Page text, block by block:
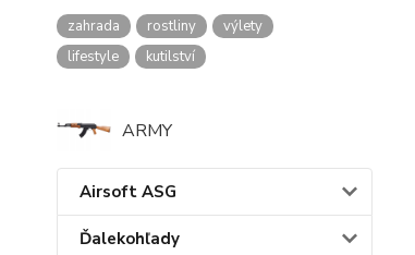
zahrada rostliny
výlety
lifestyle
kutilství
ARMY
Airsoft ASG
Ďalekohľady